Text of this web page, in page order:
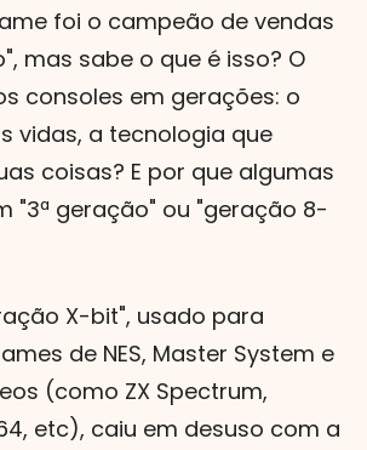
foi o campeão de vendas
mas sabe o que é isso? O
consoles em gerações: o
vidas, a tecnologia que
coisas? E por que algumas
"3ª geração" ou "geração 8-
X-bit", usado para
de NES, Master System e
(como ZX Spectrum,
etc), caiu em desuso com a